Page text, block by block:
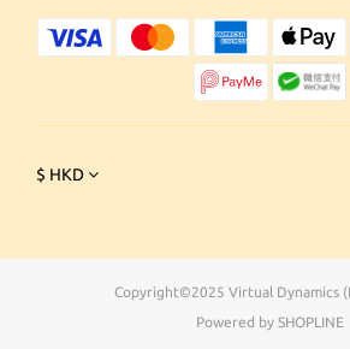
$ HKD
Copyright©2025 Virtual Dynamics
Powered by SHOPLINE